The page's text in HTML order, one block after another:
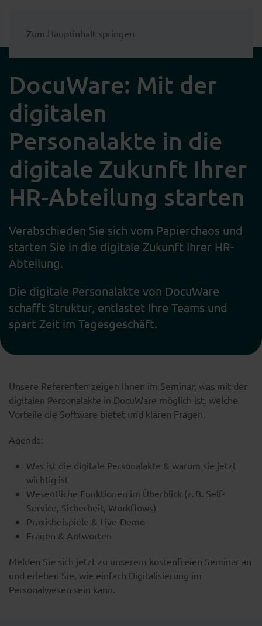
Zum Hauptinhalt springen
DocuWare: Mit der
digitalen
Personalakte in die
digitale Zukunft Ihrer
HR-Abteilung starten
Verabschieden Sie sich vom Papierchaos und
starten Sie in die digitale Zukunft Ihrer HR-
Abteilung.
Die digitale Personalakte von DocuWare
schafft Struktur, entlastet Ihre Teams und
spart Zeit im Tagesgeschäft.
Unsere Referenten zeigen Ihnen im Seminar, was mit der
digitalen Personalakte in DocuWare möglich ist, welche
Vorteile die Software bietet und klären Fragen.
Agenda:
Was ist die digitale Personalakte & warum sie jetzt
wichtig ist
Wesentliche Funktionen im Überblick (z. B. Self-
Service, Sicherheit, Workflows)
Praxisbeispiele & Live-Demo
Fragen & Antworten
Melden Sie sich jetzt zu unserem kostenfreien Seminar an
und erleben Sie, wie einfach Digitalisierung im
Personalwesen sein kann.